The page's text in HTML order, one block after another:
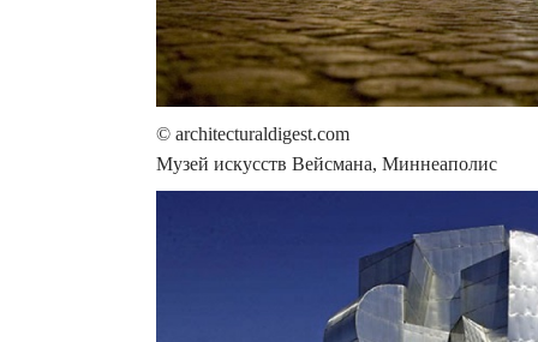
© architecturaldigest.com
Музей искусств Вейсмана, Миннеаполис